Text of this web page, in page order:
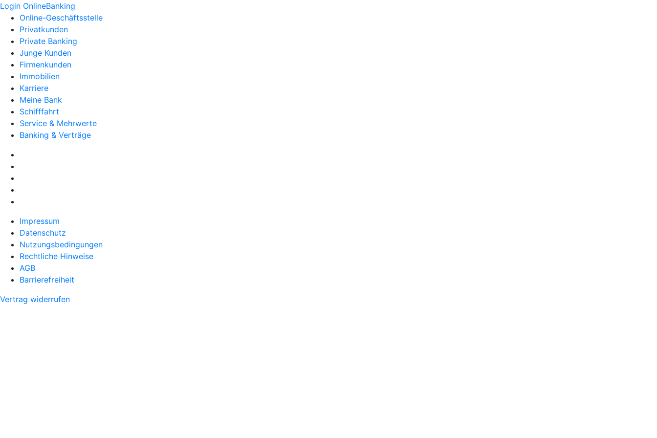
Login OnlineBanking
Online-Geschäftsstelle
Privatkunden
Private Banking
Junge Kunden
Firmenkunden
Immobilien
Karriere
Meine Bank
Schifffahrt
Service & Mehrwerte
Banking & Verträge
Impressum
Datenschutz
Nutzungsbedingungen
Rechtliche Hinweise
AGB
Barrierefreiheit
Vertrag widerrufen